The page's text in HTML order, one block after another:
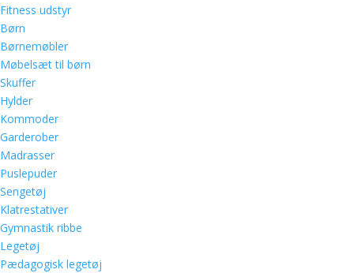
Fitness udstyr
Børn
Børnemøbler
Møbelsæt til børn
Skuffer
Hylder
Kommoder
Garderober
Madrasser
Puslepuder
Sengetøj
Klatrestativer
Gymnastik ribbe
Legetøj
Pædagogisk legetøj